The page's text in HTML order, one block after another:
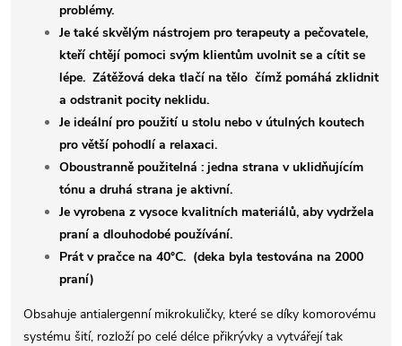
problémy.
Je také skvělým nástrojem pro terapeuty a pečovatele,
kteří chtějí pomoci svým klientům uvolnit se a cítit se
lépe. Zátěžová deka tlačí na tělo čímž pomáhá zklidnit
a odstranit pocity neklidu.
Je ideální pro použití u stolu nebo v útulných koutech
pro větší pohodlí a relaxaci.
Oboustranně použitelná : jedna strana v uklidňujícím
tónu a druhá strana je aktivní.
Je vyrobena z vysoce kvalitních materiálů, aby vydržela
praní a dlouhodobé používání.
Prát v pračce na 40°C. (deka byla testována na 2000
praní)
Obsahuje antialergenní mikrokuličky, které se díky komorovému
systému šití, rozloží po celé délce přikrývky a vytvářejí tak